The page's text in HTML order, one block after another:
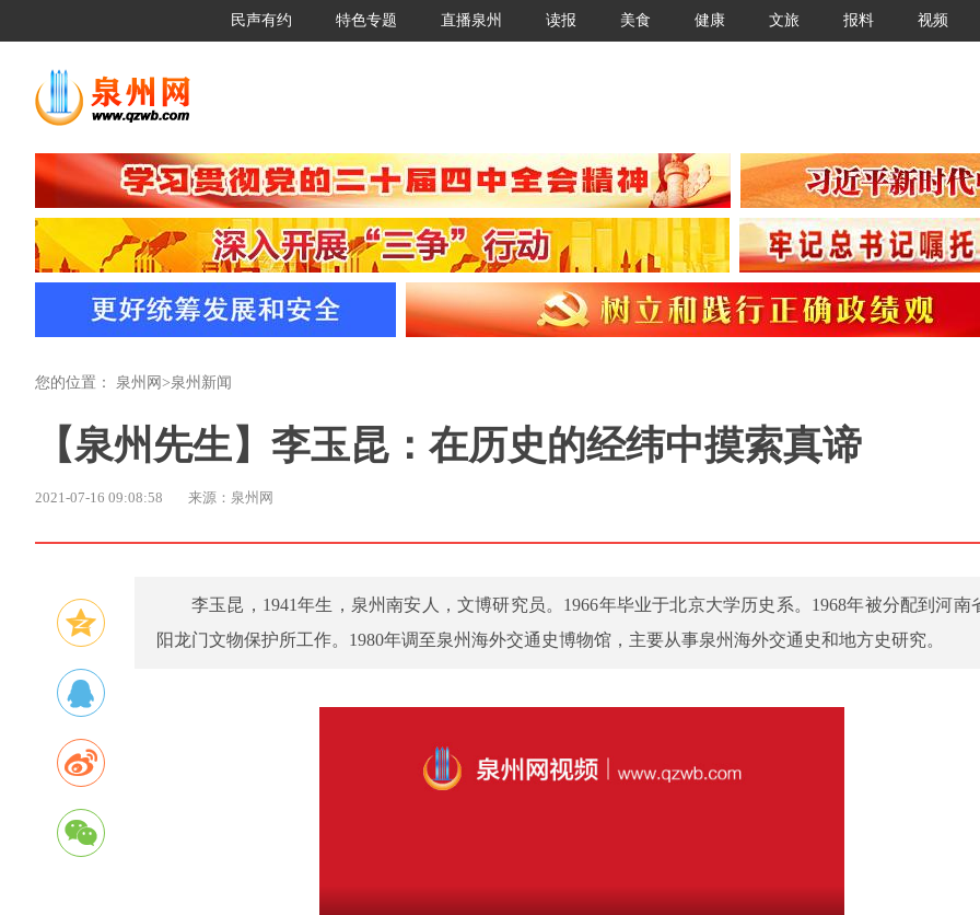
民声有约 特色专题 直播泉州 读报 美食 健康 文旅 报料 视频
您的位置： 泉州网 >泉州新闻
【泉州先生】李玉昆：在历史的经纬中摸索真谛
2021-07-16 09:08:58 来源：泉州网
李玉昆，1941年生，泉州南安人，文博研究员。1966年毕业于北京大学历史系。1968年被分配到河南
阳龙门文物保护所工作。1980年调至泉州海外交通史博物馆，主要从事泉州海外交通史和地方史研究。